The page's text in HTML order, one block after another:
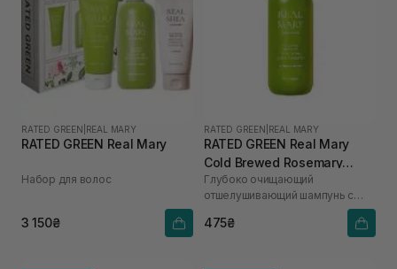
RATED GREEN REAL MARY
RATED GREEN Real Mary
Набор для волос
3 150₴
RATED GREEN REAL MARY
RATED GREEN Real Mary
Cold Brewed Rosemary
Exfoliating Scalp Shampoo
100 мл
Глубоко очищающий
отшелушивающий шампунь с
475₴